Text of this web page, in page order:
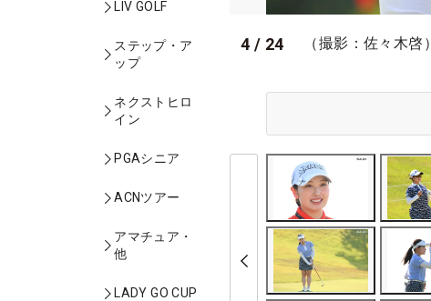
LIV GOLF
ステップ・ア
ップ
ネクストヒロ
イン
PGAシニア
ACNツアー
アマチュア・
他
LADY GO CUP
4 / 24 （撮影：佐々木啓）